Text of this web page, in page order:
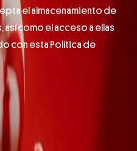
el almacenamiento de
como el acceso a ellas
con esta Política de